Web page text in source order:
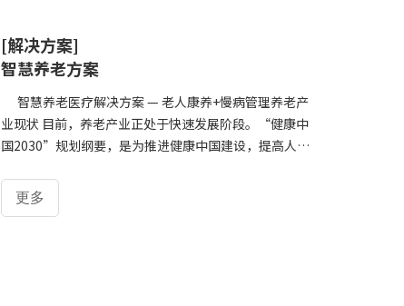
备、移动应用等途径，采集个人的健康信息，如心率、
血压、血糖、睡眠质量等。2. 数据处理和分析：对采集
的健康数据进行处理和分析，识别异常情况和风险因
素，生成健康报告和预警信息。3. 个性化健康管理服
务：根据个人的健康状
[解决方案]
智慧养老方案
智慧养老医疗解决方案 — 老人康养+慢病管理养老产
业现状 目前，养老产业正处于快速发展阶段。“健康中
国2030”规划纲要，是为推进健康中国建设，提高人民
济社会发展的基础条件，是民族昌盛和国家富强的重要
标志，也是广大人民群众的共同追求。在市场规模方
更多